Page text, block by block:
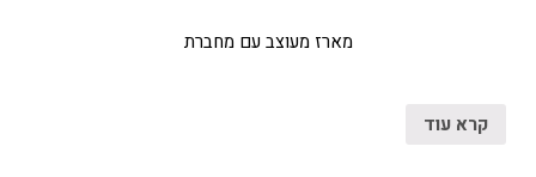
מארז מעוצב עם מחברת
קרא עוד